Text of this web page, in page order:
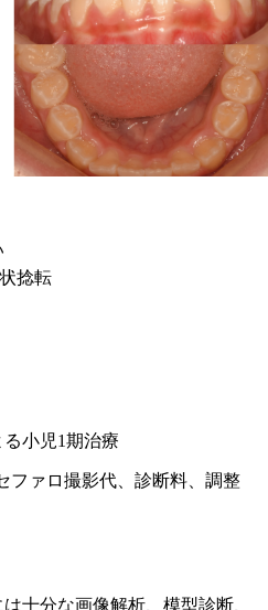
捻転
小児1期治療
ァロ撮影代、診断料、調整
十分な画像解析、模型診断、